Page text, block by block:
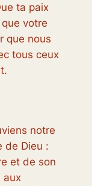
ta paix
votre
que nous
tous ceux
notre
de Dieu :
et de son
aux